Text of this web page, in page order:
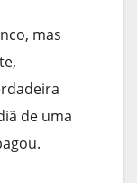
mas
de uma